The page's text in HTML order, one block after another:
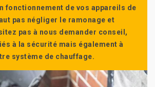
fonctionnement de vos appareils de
pas négliger le ramonage et
pas à nous demander conseil,
à la sécurité mais également à
système de chauffage.